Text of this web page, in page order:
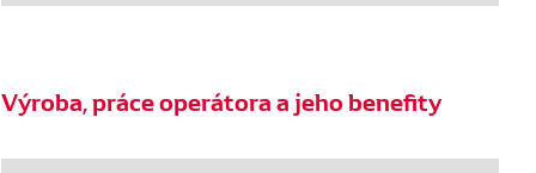
Výroba, práce operátora a jeho benefity